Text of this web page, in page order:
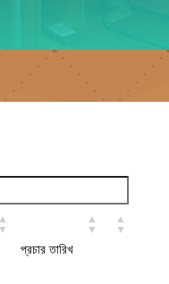
প্রচার তারিখ